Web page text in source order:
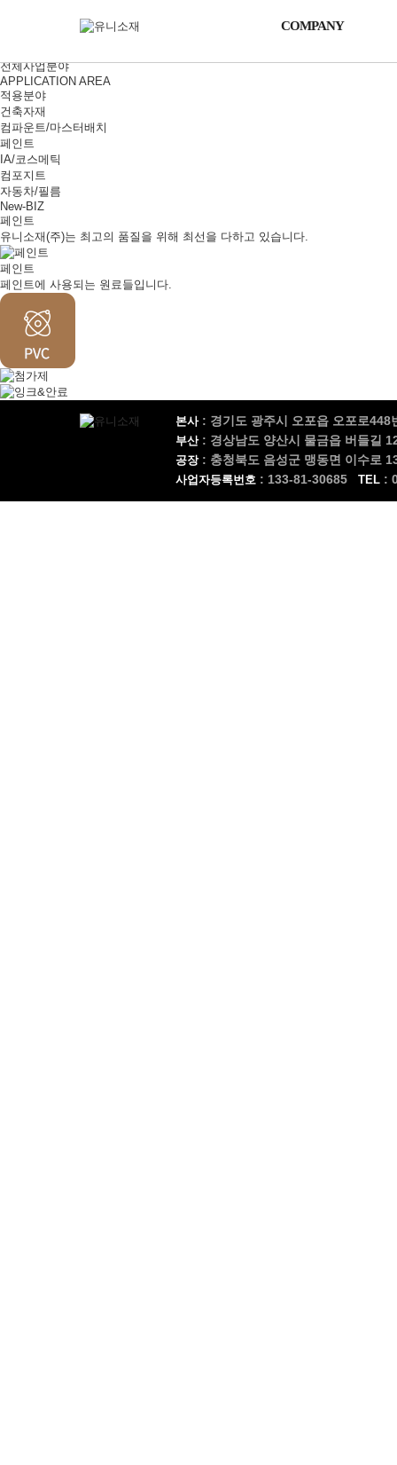
COMPANY
PARTNERS R&D
전체사업분야
APPLICATION AREA
적용분야
건축자재
컴파운트/마스터배치
페인트
IA/코스메틱
컴포지트
자동차/필름
New-BIZ
페인트
유니소재(주)는 최고의 품질을 위해 최선을 다하고 있습니다.
페인트
페인트에 사용되는 원료들입니다.
본사: 경기도 광주시 오포읍 오포로448
부산: 경상남도 양산시 물금읍 버들길
공장: 충청북도 음성군 맹동면 이수로
사업자등록번호 : 133-81-30685 TEL :